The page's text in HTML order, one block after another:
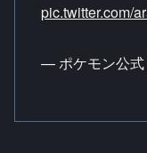
pic.twitter.com/
— ポケモン公式